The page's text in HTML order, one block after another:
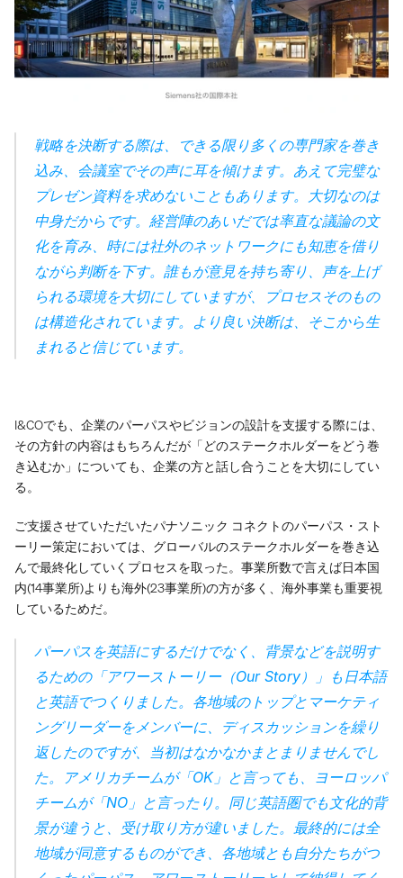
戦略を決断する際は、できる限り多くの専門家を巻き
込み、会議室でその声に耳を傾けます。あえて完璧な
プレゼン資料を求めないこともあります。大切なのは
中身だからです。経営陣のあいだでは率直な議論の文
化を育み、時には社外のネットワークにも知恵を借り
ながら判断を下す。誰もが意見を持ち寄り、声を上げ
られる環境を大切にしていますが、プロセスそのもの
は構造化されています。より良い決断は、そこから生
まれると信じています。
I&COでも、企業のパーパスやビジョンの設計を支援する際には、
その方針の内容はもちろんだが「どのステークホルダーをどう巻
き込むか」についても、企業の方と話し合うことを大切にしてい
る。
ご支援させていただいたパナソニック コネクトのパーパス・スト
ーリー策定においては、グローバルのステークホルダーを巻き込
んで最終化していくプロセスを取った。事業所数で言えば日本国
内(14事業所)よりも海外(23事業所)の方が多く、海外事業も重要視
しているためだ。
パーパスを英語にするだけでなく、背景などを説明す
るための「アワーストーリー（Our Story）」も日本語
と英語でつくりました。各地域のトップとマーケティ
ングリーダーをメンバーに、ディスカッションを繰り
返したのですが、当初はなかなかまとまりませんでし
た。アメリカチームが「OK」と言っても、ヨーロッパ
チームが「NO」と言ったり。同じ英語圏でも文化的背
景が違うと、受け取り方が違いました。最終的には全
地域が同意するものができ、各地域とも自分たちがつ